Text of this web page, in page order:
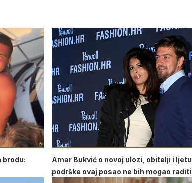
brodu:
Amar Bukvić o novoj ulozi, obitelji i
podrške ovaj posao ne bih mogao raditi'